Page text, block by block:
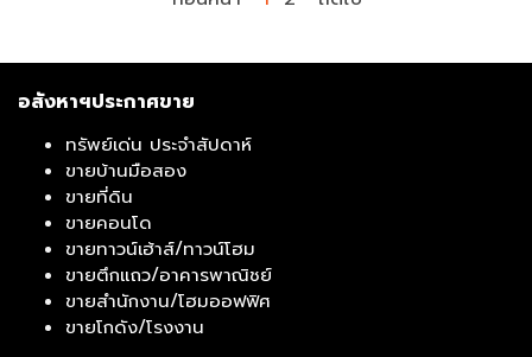
อสังหาฯประกาศขาย
ทรัพย์เด่น ประจำสัปดาห์
ขายบ้านมือสอง
ขายที่ดิน
ขายคอนโด
ขายทาวน์เฮ้าส์/ทาวน์โฮม
ขายตึกแถว/อาคารพาณิชย์
ขายสำนักงาน/โฮมออฟฟิศ
ขายโกดัง/โรงงาน